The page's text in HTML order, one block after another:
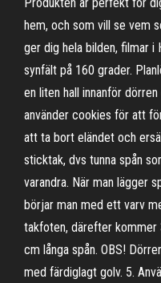
hem, och som vill se vem
ger dig hela bilden, filmar
synfält på 160 grader.
en liten hall innanför
använder cookies för att
att ta bort eländet och
sticktak, dvs tunna spån
varandra. När man lägger
börjar man med ett varv
takfoten, därefter kommer
cm långa spån. OBS!
med färdiglagt golv. 5.